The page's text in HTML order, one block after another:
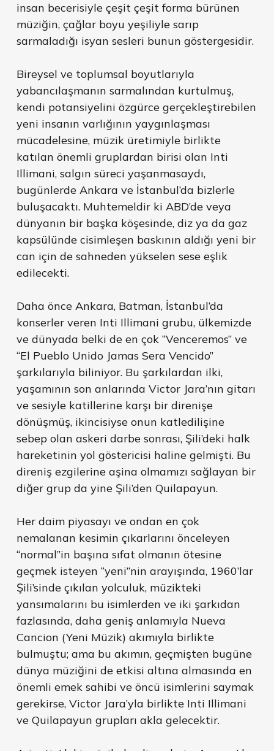
insan becerisiyle çeşit çeşit forma bürünen
müziğin, çağlar boyu yeşiliyle sarıp
sarmaladığı isyan sesleri bunun göstergesidir.
Bireysel ve toplumsal boyutlarıyla
yabancılaşmanın sarmalından kurtulmuş,
kendi potansiyelini özgürce gerçekleştirebilen
yeni insanın varlığının yaygınlaşması
mücadelesine, müzik üretimiyle birlikte
katılan önemli gruplardan birisi olan Inti
Illimani, salgın süreci yaşanmasaydı,
bugünlerde Ankara ve İstanbul’da bizlerle
buluşacaktı. Muhtemeldir ki ABD’de veya
dünyanın bir başka köşesinde, diz ya da gaz
kapsülünde cisimleşen baskının aldığı yeni bir
can için de sahneden yükselen sese eşlik
edilecekti.
Daha önce Ankara, Batman, İstanbul’da
konserler veren Inti Illimani grubu, ülkemizde
ve dünyada belki de en çok “Venceremos” ve
“El Pueblo Unido Jamas Sera Vencido”
şarkılarıyla biliniyor. Bu şarkılardan ilki,
yaşamının son anlarında Victor Jara’nın gitarı
ve sesiyle katillerine karşı bir direnişe
dönüşmüş, ikincisiyse onun katledilişine
sebep olan askeri darbe sonrası, Şili’deki halk
hareketinin yol göstericisi haline gelmişti. Bu
direniş ezgilerine aşina olmamızı sağlayan bir
diğer grup da yine Şili’den Quilapayun.
Her daim piyasayı ve ondan en çok
nemalanan kesimin çıkarlarını önceleyen
“normal”in başına sıfat olmanın ötesine
geçmek isteyen “yeni”nin arayışında, 1960’lar
Şili’sinde çıkılan yolculuk, müzikteki
yansımalarını bu isimlerden ve iki şarkıdan
fazlasında, daha geniş anlamıyla Nueva
Cancion (Yeni Müzik) akımıyla birlikte
bulmuştu; ama bu akımın, geçmişten bugüne
dünya müziğini de etkisi altına almasında en
önemli emek sahibi ve öncü isimlerini saymak
gerekirse, Victor Jara’yla birlikte Inti Illimani
ve Quilapayun grupları akla gelecektir.